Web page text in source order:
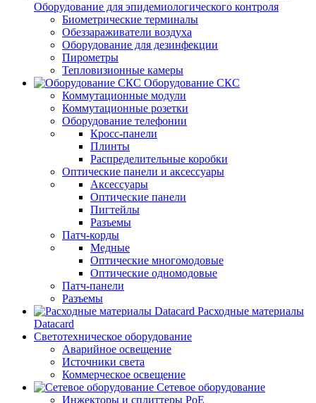
Оборудование для эпидемиологического контроля
Биометрические терминалы
Обеззараживатели воздуха
Оборудование для дезинфекции
Пирометры
Тепловизионные камеры
Оборудование СКС
Коммутационные модули
Коммутационные розетки
Оборудование телефонии
Кросс-панели
Плинты
Распределительные коробки
Оптические панели и аксессуары
Аксессуары
Оптические панели
Пигтейлы
Разъемы
Патч-корды
Медные
Оптические многомодовые
Оптические одномодовые
Патч-панели
Разъемы
Расходные материалы
Datacard
Светотехническое оборудование
Аварийное освещение
Источники света
Коммерческое освещение
Сетевое оборудование
Инжекторы и сплиттеры PoE